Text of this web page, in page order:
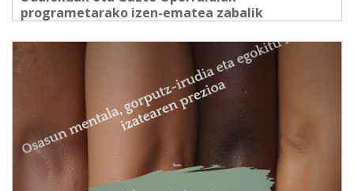
programetarako izen-ematea zabalik